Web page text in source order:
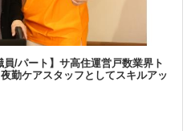
員/パート】サ高住運営戸数業界ト
勤ケアスタッフとしてスキルアッ